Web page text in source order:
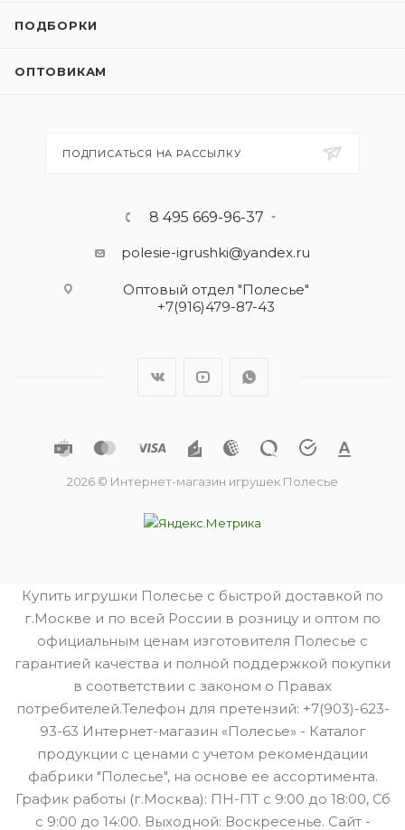
ПОДБОРКИ
ОПТОВИКАМ
ПОДПИСАТЬСЯ НА РАССЫЛКУ
8 495 669-96-37
polesie-igrushki@yandex.ru
Оптовый отдел "Полесье"
+7(916)479-87-43
2026 © Интернет-магазин игрушек Полесье
Купить игрушки Полесье с быстрой доставкой по
г.Москве и по всей России в розницу и оптом по
официальным ценам изготовителя Полесье с
гарантией качества и полной поддержкой покупки
в соответствии с законом о Правах
потребителей.Телефон для претензий: +7(903)-623-
93-63 Интернет-магазин «Полесье» - Каталог
продукции с ценами с учетом рекомендации
фабрики "Полесье", на основе ее ассортимента.
График работы (г.Москва): ПН-ПТ с 9:00 до 18:00, Сб
с 9:00 до 14:00. Выходной: Воскресенье. Сайт -